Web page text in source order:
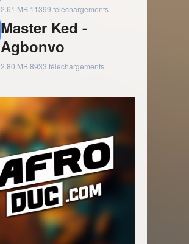
2.61 MB 11399 téléchargements
Master Ked -
Agbonvo
2.80 MB8933 téléchargements